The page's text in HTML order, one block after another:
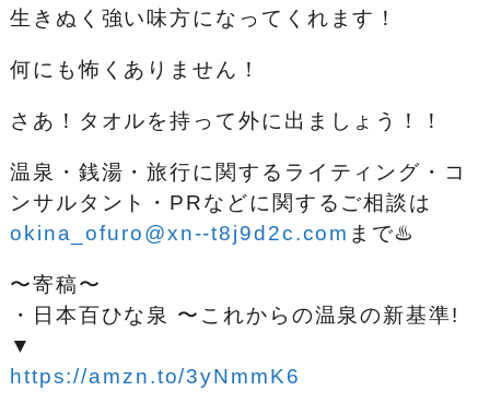
生きぬく強い味方になってくれます！
何にも怖くありません！
さあ！タオルを持って外に出ましょう！！
温泉・銭湯・旅行に関するライティング・コ
ンサルタント・PRなどに関するご相談は
okina_ofuro@xn--t8j9d2c.com まで♨️
〜寄稿〜
・日本百ひな泉 〜これからの温泉の新基準!
▼
https://amzn.to/3yNmmK6